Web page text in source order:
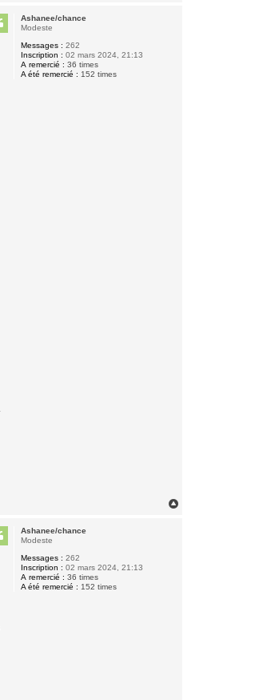
Ashanee/chance
Modeste
Messages : 262
Inscription : 02 mars 2024, 21:13
A remercié : 36 times
A été remercié : 152 times
Ashanee/chance
Modeste
Messages : 262
Inscription : 02 mars 2024, 21:13
A remercié : 36 times
A été remercié : 152 times